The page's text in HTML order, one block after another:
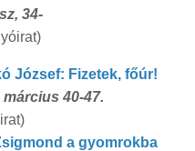
34-
József: Fizetek, főúr!
40-47.
a gyomrokba